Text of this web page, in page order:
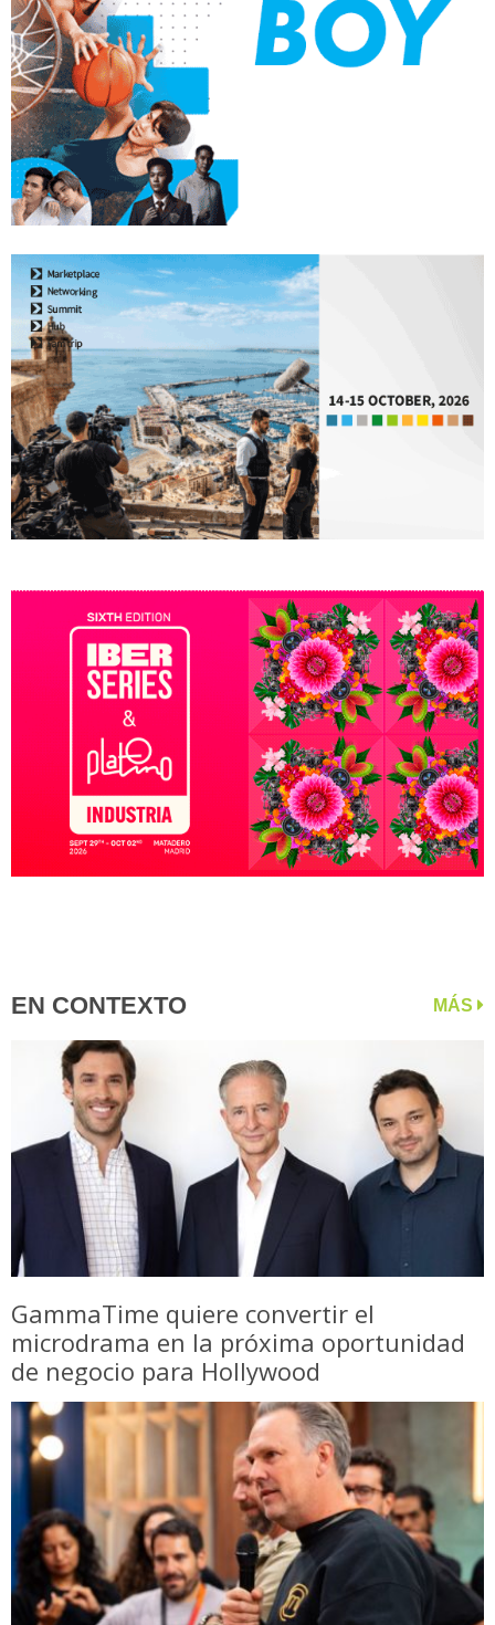
EN CONTEXTO MÁS
GammaTime quiere convertir el
microdrama en la próxima oportunidad
de negocio para Hollywood